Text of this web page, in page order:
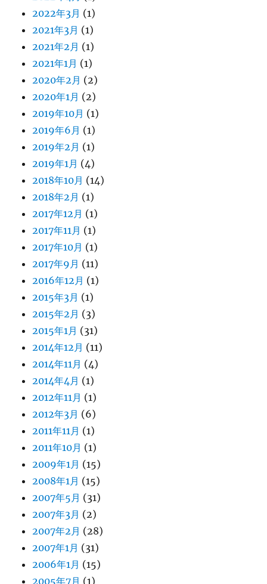
2022年3月 (1)
2021年3月 (1)
2021年2月 (1)
2021年1月 (1)
2020年2月 (2)
2020年1月 (2)
2019年10月 (1)
2019年6月 (1)
2019年2月 (1)
2019年1月 (4)
2018年10月 (14)
2018年2月 (1)
2017年12月 (1)
2017年11月 (1)
2017年10月 (1)
2017年9月 (11)
2016年12月 (1)
2015年3月 (1)
2015年2月 (3)
2015年1月 (31)
2014年12月 (11)
2014年11月 (4)
2014年4月 (1)
2012年11月 (1)
2012年3月 (6)
2011年11月 (1)
2011年10月 (1)
2009年1月 (15)
2008年1月 (15)
2007年5月 (31)
2007年3月 (2)
2007年2月 (28)
2007年1月 (31)
2006年1月 (15)
2005年7月 (1)